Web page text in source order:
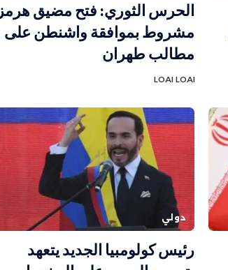
الحرس الثوري: فتح مضيق هرمز
مشروط بموافقة واشنطن على
مطالب طهران
LOAI LOAI
دولي
رئيس كولومبيا الجديد يتعهد